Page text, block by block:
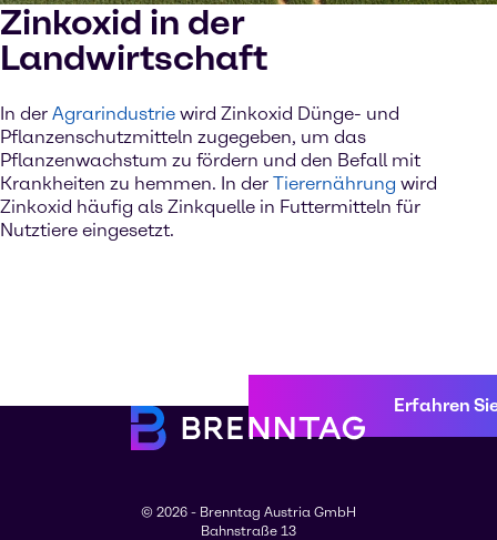
Zinkoxid in der
Landwirtschaft
In der Agrarindustrie wird Zinkoxid Dünge- und
Pflanzenschutzmitteln zugegeben, um das
Pflanzenwachstum zu fördern und den Befall mit
Krankheiten zu hemmen. In der Tierernährung wird
Zinkoxid häufig als Zinkquelle in Futtermitteln für
Nutztiere eingesetzt.
Erfahren
© 2026 - Brenntag Austria GmbH
Bahnstraße 13